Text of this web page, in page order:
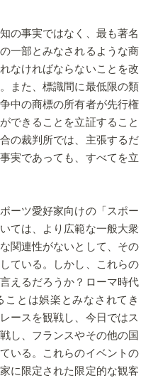
の事実ではなく、最も著名
一部とみなされるような商
なければならないことを改
また、標識間に最低限の類
中の商標の所有者が先行権
できることを立証すること
の裁判所では、主張するだ
実であっても、すべてを立
ーツ愛好家向けの「スポー
ては、より広範な一般大衆
関連性がないとして、その
ている。しかし、これらの
えるだろうか？ローマ時代
ことは娯楽とみなされてき
ースを観戦し、今日ではス
し、フランスやその他の国
いる。これらのイベントの
に限定された限定的な観客